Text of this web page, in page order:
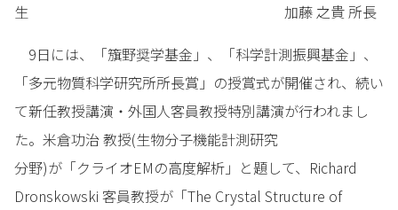
生 加藤 之貴 所長
9日には、「籏野奨学基金」、「科学計測振興基金」、
「多元物質科学研究所所長賞」の授賞式が開催され、続い
て新任教授講演・外国人客員教授特別講演が行われまし
た。米倉功治 教授(生物分子機能計測研究
分野)が「クライオEMの高度解析」と題して、Richard
Dronskowski 客員教授が「The Crystal Structure of